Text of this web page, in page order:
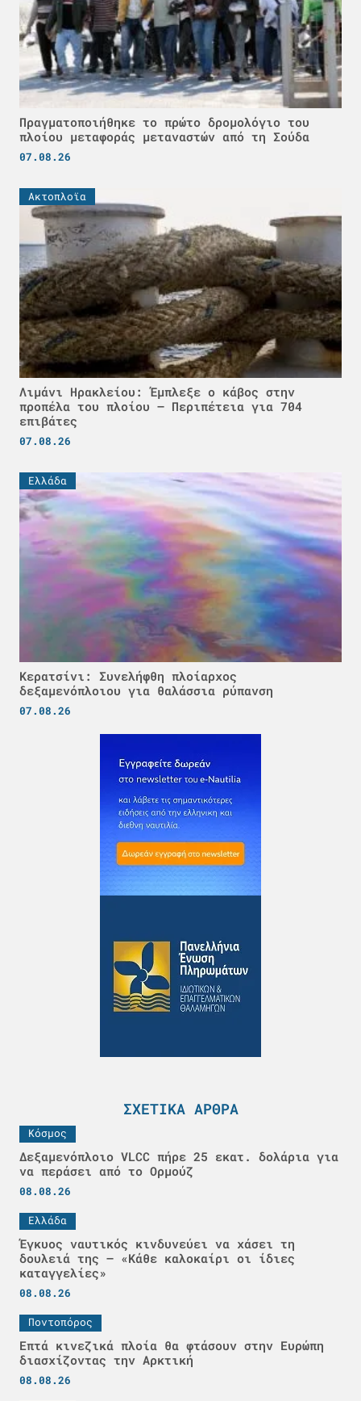
Πραγματοποιήθηκε το πρώτο δρομολόγιο του
πλοίου μεταφοράς μεταναστών από τη Σούδα
07.08.26
Ακτοπλοϊα
Λιμάνι Ηρακλείου: Έμπλεξε ο κάβος στην
προπέλα του πλοίου – Περιπέτεια για 704
επιβάτες
07.08.26
Ελλάδα
Κερατσίνι: Συνελήφθη πλοίαρχος
δεξαμενόπλοιου για θαλάσσια ρύπανση
07.08.26
ΣΧΕΤΙΚΆ ΆΡΘΡΑ
Κόσμος
Δεξαμενόπλοιο VLCC πήρε 25 εκατ. δολάρια για
να περάσει από το Ορμούζ
08.08.26
Ελλάδα
Έγκυος ναυτικός κινδυνεύει να χάσει τη
δουλειά της – «Κάθε καλοκαίρι οι ίδιες
καταγγελίες»
08.08.26
Ποντοπόρος
Επτά κινεζικά πλοία θα φτάσουν στην Ευρώπη
διασχίζοντας την Αρκτική
08.08.26